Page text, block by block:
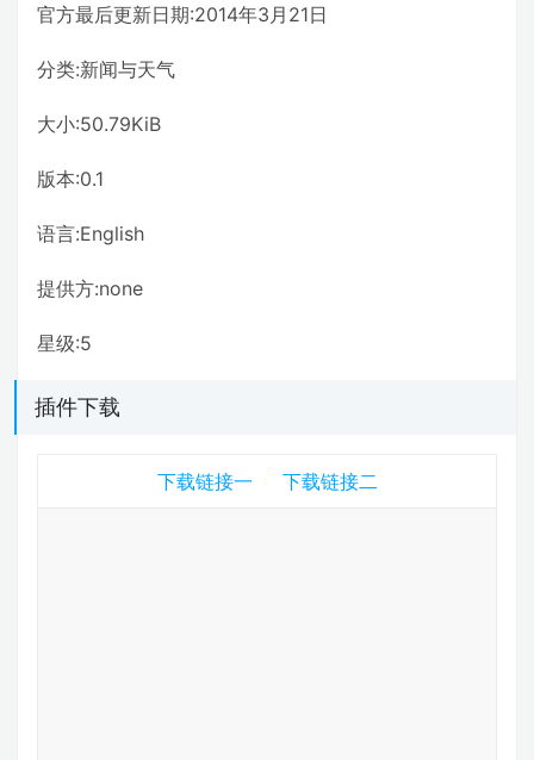
官方最后更新日期:2014年3月21日
分类:新闻与天气
大小:50.79KiB
版本:0.1
语言:English
提供方:none
星级:5
插件下载
下载链接一 下载链接二